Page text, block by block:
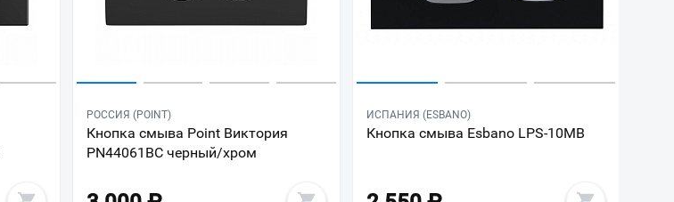
РОССИЯ (POINT)
Кнопка смыва Point Виктория
PN44061BC черный/хром
ИСПАНИЯ (ESBANO)
Кнопка смыва Esbano LPS-10MB